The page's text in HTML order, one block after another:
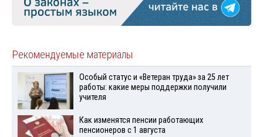
Рекомендуемые материалы
Особый статус и «Ветеран труда» за 25 лет
работы: какие меры поддержки получили
учителя
Как изменятся пенсии работающих
пенсионеров с 1 августа